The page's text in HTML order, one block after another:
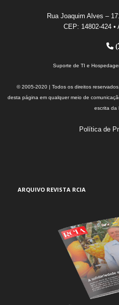
Rua Joaquim Alves –
CEP: 14802-424 •
Suporte de TI e
© 2005-2020 | Todos os direitos
desta página em qualquer meio de
escrita da
Política de
ARQUIVO REVISTA RCIA